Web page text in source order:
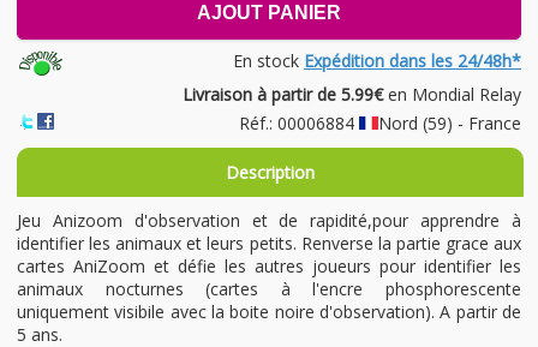
AJOUT PANIER
En stock Expédition dans les 24/48h*
Livraison à partir de 5.99€en Mondial Relay
Réf.: 00006884
Nord (59) - France
Description
Jeu Anizoom d'observation et de rapidité,pour apprendre à
identifier les animaux et leurs petits. Renverse la partie grace aux
cartes AniZoom et défie les autres joueurs pour identifier les
animaux nocturnes (cartes à l'encre phosphorescente
uniquement visibile avec la boite noire d'observation). A partir de
5 ans.